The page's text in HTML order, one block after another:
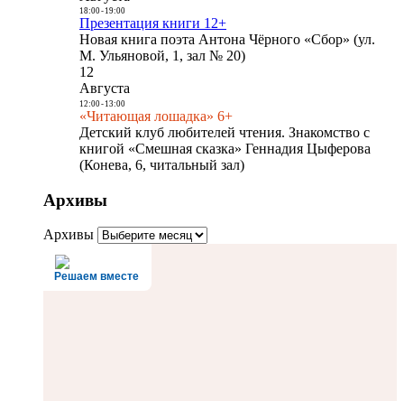
18:00- 19:00
Презентация книги 12+
Новая книга поэта Антона Чёрного «Сбор» (ул.
М. Ульяновой, 1, зал № 20)
12
Августа
12:00- 13:00
«Читающая лошадка» 6+
Детский клуб любителей чтения. Знакомство с
книгой «Смешная сказка» Геннадия Цыферова
(Конева, 6, читальный зал)
Архивы
Архивы
Решаем вместе